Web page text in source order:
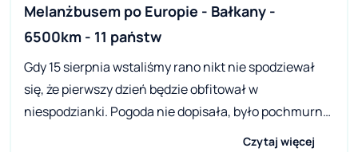
Melanżbusem po Europie - Bałkany -
6500km - 11 państw
Gdy 15 sierpnia wstaliśmy rano nikt nie spodziewał
się, że pierwszy dzień będzie obfitował w
niespodzianki. Pogoda nie dopisała, było pochmurno
i deszczowo, a my musieliśmy oddać naszego busa w
Czytaj więcej